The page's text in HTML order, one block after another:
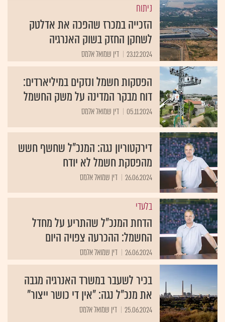
ניתוח
הזכייה במכרז שהפכה את אדלטק
לשחקן החזק בשוק האנרגיה
23.12.2024 דין שמואל אלמס
הפסקות חשמל ונזקים במיליארדים:
דוח מבקר המדינה על משק החשמל
05.11.2024 דין שמואל אלמס
דירקטוריון נגה: המנכ"ל שחשף חשש
מהפסקת חשמל לא יודח
26.06.2024 דין שמואל אלמס
בלעדי
הדחת המנכ"ל שהתריע על מחדל
החשמל: ההכרעה צפויה היום
26.06.2024 דין שמואל אלמס
בכיר לשעבר במשרד האנרגיה מגבה
את מנכ"ל נגה: "אין די כושר ייצור"
25.06.2024 דין שמואל אלמס